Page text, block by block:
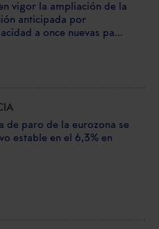
vigor la ampliación de la
anticipada por
a once nuevas pa...
de paro de la eurozona se
estable en el 6,3% en